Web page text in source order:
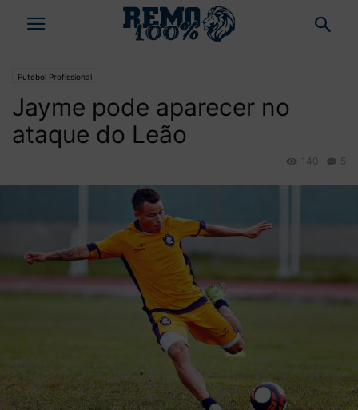
Futebol Profissional
Jayme pode aparecer no
ataque do Leão
5
140